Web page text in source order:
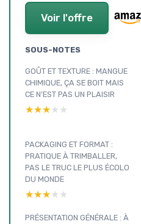
Voir l'offre
SOUS-NOTES
GOÛT ET TEXTURE : MANGUE
CHIMIQUE, ÇA SE BOIT MAIS
CE N’EST PAS UN PLAISIR
★★★★★
★★★★★
PACKAGING ET FORMAT :
PRATIQUE À TRIMBALLER,
PAS LE TRUC LE PLUS ÉCOLO
DU MONDE
★★★★★
★★★★★
PRÉSENTATION GÉNÉRALE : À